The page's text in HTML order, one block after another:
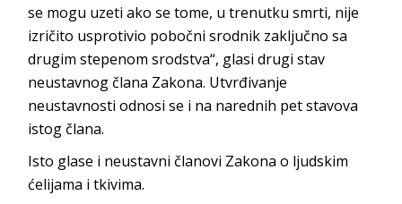
se mogu uzeti ako se tome, u trenutku smrti, nije
izričito usprotivio pobočni srodnik zaključno sa
drugim stepenom srodstva“, glasi drugi stav
neustavnog člana Zakona. Utvrđivanje
neustavnosti odnosi se i na narednih pet stavova
istog člana.
Isto glase i neustavni članovi Zakona o ljudskim
ćelijama i tkivima.